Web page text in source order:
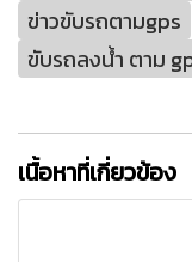
ข่าวขับรถตามgps
ขับรถลงน้ํา ตาม
เนื้อหาที่เกี่ยวข้อง